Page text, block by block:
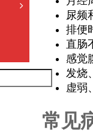
尿频
排便
直肠
感觉
发烧
虚弱
常见